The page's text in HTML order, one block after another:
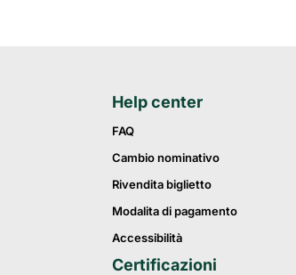
Help center
FAQ
Cambio nominativo
Rivendita biglietto
Modalita di pagamento
Accessibilità
Certificazioni